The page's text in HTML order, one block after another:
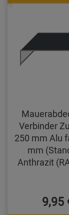
Verbinder
250 mm Alu
mm
Anthrazit
9,95